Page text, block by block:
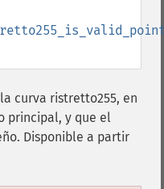
curva ristretto255, en
principal, y que el
Disponible a partir